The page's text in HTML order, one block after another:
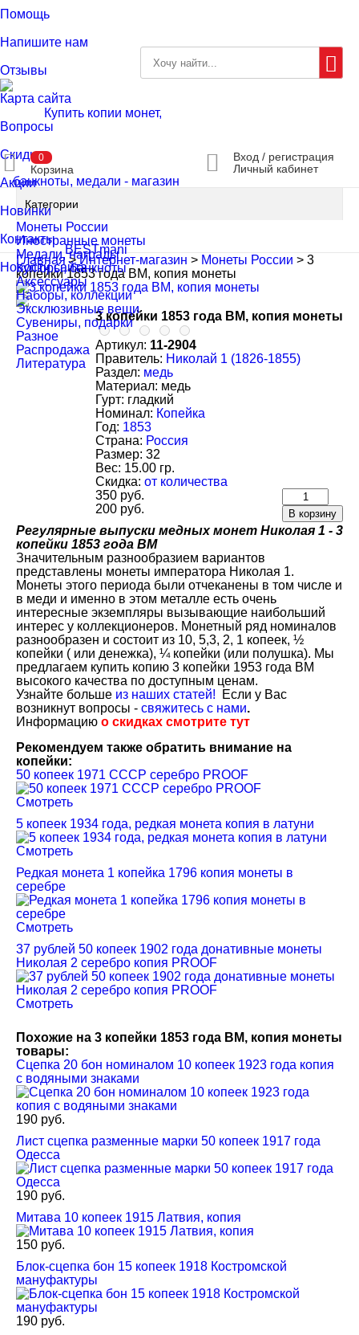
Помощь
Напишите нам
Отзывы
Карта сайта
Вопросы
Скидки
Акции
Новинки
Контакты
Новости сайта
0
Корзина
Вход / регистрация
Личный кабинет
Категории
Монеты России
Иностранные монеты
Медали, награды
Купюры, банкноты
Аксессуары
Наборы, коллекции
Эксклюзивные вещи
Сувениры, подарки
Разное
Распродажа
Литература
Главная >Интернет-магазин > Монеты России > 3
копейки 1853 года ВМ, копия монеты
3 копейки 1853 года ВМ, копия монеты
Артикул: 11-2904
Правитель: Николай 1 (1826-1855)
Раздел: медь
Материал: медь
Гурт: гладкий
Номинал: Копейка
Год: 1853
Страна: Россия
Размер: 32
Вес: 15.00 гр.
Скидка: от количества
350 руб.
200 руб.
Регулярные выпуски медных монет Николая 1 - 3
копейки 1853 года ВМ
Значительным разнообразием вариантов
представлены монеты императора Николая 1.
Монеты этого периода были отчеканены в том числе и
в меди и именно в этом металле есть очень
интересные экземпляры вызывающие наибольший
интерес у коллекционеров. Монетный ряд номиналов
разнообразен и состоит из 10, 5,3, 2, 1 копеек, ½
копейки ( или денежка), ¼ копейки (или полушка). Мы
предлагаем купить копию 3 копейки 1953 года ВМ
высокого качества по доступным ценам.
Узнайте больше из наших статей! Если у Вас
возникнут вопросы - свяжитесь с нами.
Информацию о скидках смотрите тут
Рекомендуем также обратить внимание на
копейки:
50 копеек 1971 СССР серебро PROOF
Смотреть
5 копеек 1934 года, редкая монета копия в латуни
Смотреть
Редкая монета 1 копейка 1796 копия монеты в
серебре
Смотреть
37 рублей 50 копеек 1902 года донативные монеты
Николая 2 серебро копия PROOF
Смотреть
Похожие на 3 копейки 1853 года ВМ, копия монеты
товары:
Сцепка 20 бон номиналом 10 копеек 1923 года копия
с водяными знаками
190 руб.
Лист сцепка разменные марки 50 копеек 1917 года
Одесса
190 руб.
Митава 10 копеек 1915 Латвия, копия
150 руб.
Блок-сцепка бон 15 копеек 1918 Костромской
мануфактуры
190 руб.